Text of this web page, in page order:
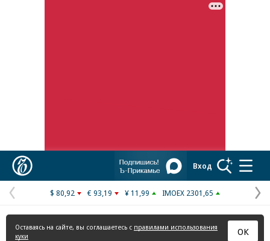
Вход
Предыдущая
страница
$ 80,92 € 93,19 ¥ 11,99 IMOEX 2301,65
Оставаясь на сайте, вы соглашаетесь с правилами использования
куки
ОК